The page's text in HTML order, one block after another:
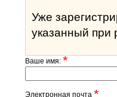
Уже
указанный при
Ваше имя:*
Электронная почта